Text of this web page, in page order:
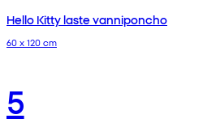
Hello Kitty laste vanniponcho
60 x 120 cm
5